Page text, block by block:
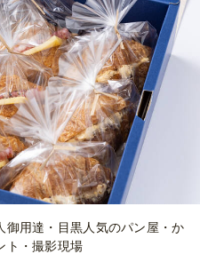
御用達・目黒人気のパン屋・か
ト・撮影現場